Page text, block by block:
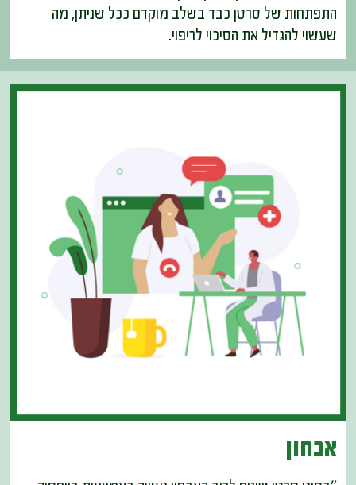
התפתחות של סרטן כבד בשלב מוקדם ככל שניתן, מה
שעשוי להגדיל את הסיכוי לריפוי.
אבחון